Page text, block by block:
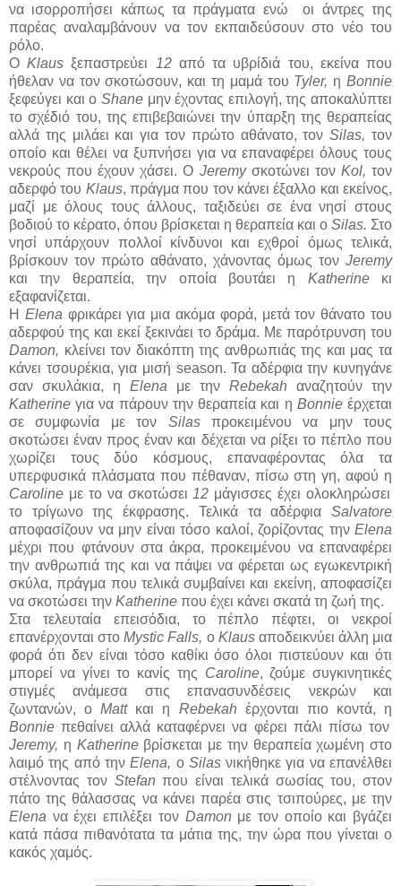
να ισορροπήσει κάπως τα πράγματα ενώ οι άντρες της
παρέας αναλαμβάνουν να τον εκπαιδεύσουν στο νέο του
ρόλο.
ΟKlaus ξεπαστρεύει 12 από τα υβρίδιά του, εκείνα που
ήθελαν να τον σκοτώσουν, και τη μαμά του Tyler, ηBonnie
ξεφεύγει και ο Shaneμην έχοντας επιλογή, της αποκαλύπτει
το σχέδιό του, της επιβεβαιώνει την ύπαρξη της θεραπείας
αλλά της μιλάει και για τον πρώτο αθάνατο, τονSilas, τον
οποίο και θέλει να ξυπνήσει για να επαναφέρει όλους τους
νεκρούς που έχουν χάσει. Ο Jeremy σκοτώνει τονKol, τον
αδερφό του Klaus, πράγμα που τον κάνει έξαλλο και εκείνος,
μαζί με όλους τους άλλους, ταξιδεύει σε ένα νησί στους
βοδιού το κέρατο, όπου βρίσκεται η θεραπεία και ο Silas. Στο
νησί υπάρχουν πολλοί κίνδυνοι και εχθροί όμως τελικά,
βρίσκουν τον πρώτο αθάνατο, χάνοντας όμως τον Jeremy
και την θεραπεία, την οποία βουτάει η Katherineκι
εξαφανίζεται.
Η Elena φρικάρει για μια ακόμα φορά, μετά τον θάνατο του
αδερφού της και εκεί ξεκινάει το δράμα. Με παρότρυνση του
Damon, κλείνει τον διακόπτη της ανθρωπιάς της και μας τα
κάνει τσουρέκια, για μισή season. Τα αδέρφια την κυνηγάνε
σαν σκυλάκια, η Elena με την Rebekah αναζητούν την
Katherine για να πάρουν την θεραπεία και η Bonnieέρχεται
σε συμφωνία με τον Silasπροκειμένου να μην τους
σκοτώσει έναν προς έναν και δέχεται να ρίξει το πέπλο που
χωρίζει τους δύο κόσμους, επαναφέροντας όλα τα
υπερφυσικά πλάσματα που πέθαναν, πίσω στη γη, αφού η
Caroline με το να σκοτώσει 12 μάγισσες έχει ολοκληρώσει
το τρίγωνο της έκφρασης. Τελικά τα αδέρφια Salvatore
αποφασίζουν να μην είναι τόσο καλοί, ζορίζοντας την Elena
μέχρι που φτάνουν στα άκρα, προκειμένου να επαναφέρει
την ανθρωπιά της και να πάψει να φέρεται ως εγωκεντρική
σκύλα, πράγμα που τελικά συμβαίνει και εκείνη, αποφασίζει
να σκοτώσει την Katherine που έχει κάνει σκατά τη ζωή της.
Στα τελευταία επεισόδια, το πέπλο πέφτει, οι νεκροί
επανέρχονται στοMystic Falls, ο Klausαποδεικνύει άλλη μια
φορά ότι δεν είναι τόσο καθίκι όσο όλοι πιστεύουν και ότι
μπορεί να γίνει το κανίς της Caroline, ζούμε συγκινητικές
στιγμές ανάμεσα στις επανασυνδέσεις νεκρών και
ζωντανών, ο Matt και η Rebekah έρχονται πιο κοντά, η
Bonnie πεθαίνει αλλά καταφέρνει να φέρει πάλι πίσω τον
Jeremy, η Katherineβρίσκεται με την θεραπεία χωμένη στο
λαιμό της από τηνElena, ο Silasνικήθηκε για να επανέλθει
στέλνοντας τον Stefanπου είναι τελικά σωσίας του, στον
πάτο της θάλασσας να κάνει παρέα στις τσιπούρες, με την
Elena να έχει επιλέξει τον Damon με τον οποίο και βγάζει
κατά πάσα πιθανότατα τα μάτια της, την ώρα που γίνεται ο
κακός χαμός.